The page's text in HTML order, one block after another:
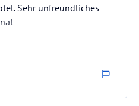
Sehr unfreundliches